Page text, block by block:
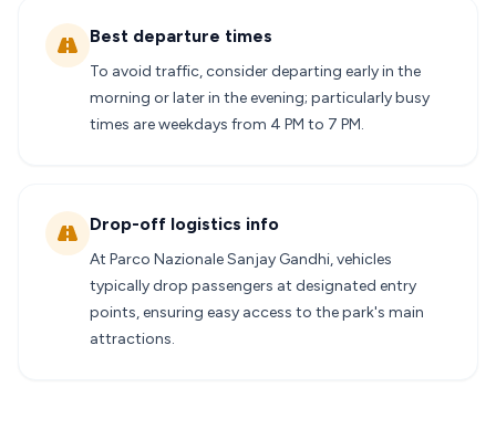
Best departure times
To avoid traffic, consider departing early in the
morning or later in the evening; particularly busy
times are weekdays from 4 PM to 7 PM.
Drop-off logistics info
At Parco Nazionale Sanjay Gandhi, vehicles
typically drop passengers at designated entry
points, ensuring easy access to the park's main
attractions.